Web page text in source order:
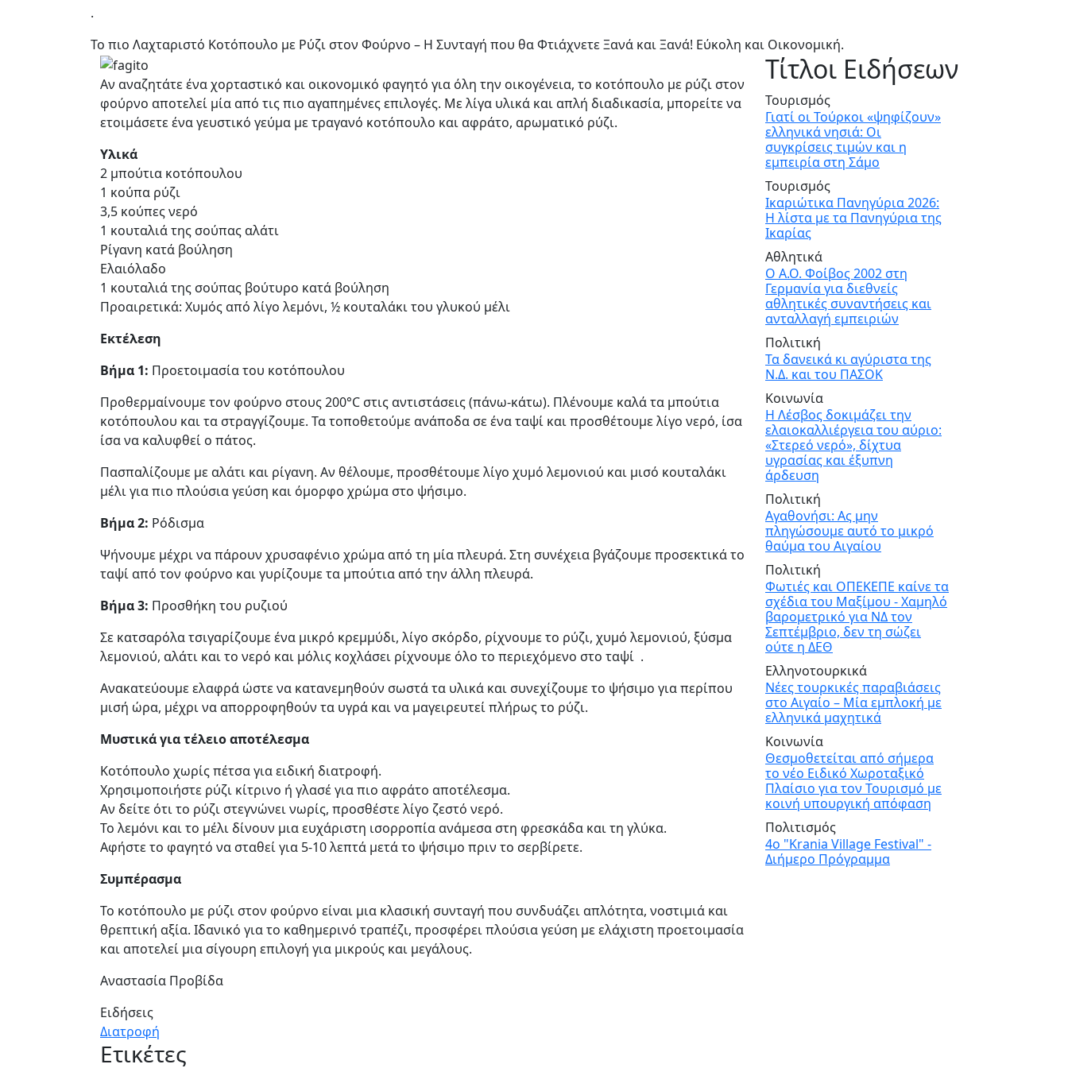
.
Το πιο Λαχταριστό Κοτόπουλο με Ρύζι στον Φούρνο – Η Συνταγή που θα Φτιάχνετε Ξανά και Ξανά! Εύκολη και Οικονομική.
Αν αναζητάτε ένα χορταστικό και οικονομικό φαγητό για όλη την οικογένεια, το κοτόπουλο με ρύζι στον
φούρνο αποτελεί μία από τις πιο αγαπημένες επιλογές. Με λίγα υλικά και απλή διαδικασία, μπορείτε να
ετοιμάσετε ένα γευστικό γεύμα με τραγανό κοτόπουλο και αφράτο, αρωματικό ρύζι.
Υλικά
2 μπούτια κοτόπουλου
1 κούπα ρύζι
3,5 κούπες νερό
1 κουταλιά της σούπας αλάτι
Ρίγανη κατά βούληση
Ελαιόλαδο
1 κουταλιά της σούπας βούτυρο κατά βούληση
Προαιρετικά: Χυμός από λίγο λεμόνι, ½ κουταλάκι του γλυκού μέλι
Εκτέλεση
Βήμα 1: Προετοιμασία του κοτόπουλου
Προθερμαίνουμε τον φούρνο στους 200°C στις αντιστάσεις (πάνω-κάτω). Πλένουμε καλά τα μπούτια
κοτόπουλου και τα στραγγίζουμε. Τα τοποθετούμε ανάποδα σε ένα ταψί και προσθέτουμε λίγο νερό, ίσα
ίσα να καλυφθεί ο πάτος.
Πασπαλίζουμε με αλάτι και ρίγανη. Αν θέλουμε, προσθέτουμε λίγο χυμό λεμονιού και μισό κουταλάκι
μέλι για πιο πλούσια γεύση και όμορφο χρώμα στο ψήσιμο.
Βήμα 2: Ρόδισμα
Ψήνουμε μέχρι να πάρουν χρυσαφένιο χρώμα από τη μία πλευρά. Στη συνέχεια βγάζουμε προσεκτικά το
ταψί από τον φούρνο και γυρίζουμε τα μπούτια από την άλλη πλευρά.
Βήμα 3: Προσθήκη του ρυζιού
Σε κατσαρόλα τσιγαρίζουμε ένα μικρό κρεμμύδι, λίγο σκόρδο, ρίχνουμε το ρύζι, χυμό λεμονιού, ξύσμα
λεμονιού, αλάτι και το νερό και μόλις κοχλάσει ρίχνουμε όλο το περιεχόμενο στο ταψί .
Ανακατεύουμε ελαφρά ώστε να κατανεμηθούν σωστά τα υλικά και συνεχίζουμε το ψήσιμο για περίπου
μισή ώρα, μέχρι να απορροφηθούν τα υγρά και να μαγειρευτεί πλήρως το ρύζι.
Μυστικά για τέλειο αποτέλεσμα
Κοτόπουλο χωρίς πέτσα για ειδική διατροφή.
Χρησιμοποιήστε ρύζι κίτρινο ή γλασέ για πιο αφράτο αποτέλεσμα.
Αν δείτε ότι το ρύζι στεγνώνει νωρίς, προσθέστε λίγο ζεστό νερό.
Το λεμόνι και το μέλι δίνουν μια ευχάριστη ισορροπία ανάμεσα στη φρεσκάδα και τη γλύκα.
Αφήστε το φαγητό να σταθεί για 5-10 λεπτά μετά το ψήσιμο πριν το σερβίρετε.
Συμπέρασμα
Το κοτόπουλο με ρύζι στον φούρνο είναι μια κλασική συνταγή που συνδυάζει απλότητα, νοστιμιά και
θρεπτική αξία. Ιδανικό για το καθημερινό τραπέζι, προσφέρει πλούσια γεύση με ελάχιστη προετοιμασία
και αποτελεί μια σίγουρη επιλογή για μικρούς και μεγάλους.
Αναστασία Προβίδα
Τίτλοι Ειδήσεων
Τουρισμός
Γιατί οι Τούρκοι «ψηφίζουν»
ελληνικά νησιά: Οι
συγκρίσεις τιμών και η
εμπειρία στη Σάμο
Τουρισμός
Ικαριώτικα Πανηγύρια 2026:
Η λίστα με τα Πανηγύρια της
Ικαρίας
Αθλητικά
Ο Α.Ο. Φοίβος 2002 στη
Γερμανία για διεθνείς
αθλητικές συναντήσεις και
ανταλλαγή εμπειριών
Πολιτική
Τα δανεικά κι αγύριστα της
Ν.Δ. και του ΠΑΣΟΚ
Κοινωνία
Η Λέσβος δοκιμάζει την
ελαιοκαλλιέργεια του αύριο:
«Στερεό νερό», δίχτυα
υγρασίας και έξυπνη
άρδευση
Πολιτική
Αγαθονήσι: Ας μην
πληγώσουμε αυτό το μικρό
θαύμα του Αιγαίου
Πολιτική
Φωτιές και ΟΠΕΚΕΠΕ καίνε τα
σχέδια του Μαξίμου - Χαμηλό
βαρομετρικό για ΝΔ τον
Σεπτέμβριο, δεν τη σώζει
ούτε η ΔΕΘ
Ελληνοτουρκικά
Νέες τουρκικές παραβιάσεις
στο Αιγαίο – Μία εμπλοκή με
ελληνικά μαχητικά
Κοινωνία
Θεσμοθετείται από σήμερα
το νέο Ειδικό Χωροταξικό
Πλαίσιο για τον Τουρισμό με
κοινή υπουργική απόφαση
Πολιτισμός
4ο "Krania Village Festival" -
Διήμερο Πρόγραμμα
Ειδήσεις
Διατροφή
Ετικέτες